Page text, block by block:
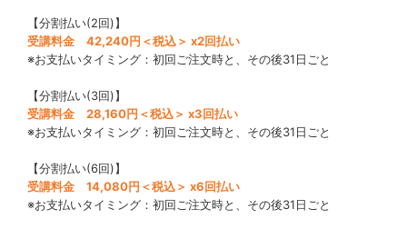
【分割払い(2回)】
受講料金 42,240円＜税込＞ x2回払い
※お支払いタイミング：初回ご注文時と、その後31日ごと
【分割払い(3回)】
受講料金 28,160円＜税込＞ x3回払い
※お支払いタイミング：初回ご注文時と、その後31日ごと
【分割払い(6回)】
受講料金 14,080円＜税込＞ x6回払い
※お支払いタイミング：初回ご注文時と、その後31日ごと